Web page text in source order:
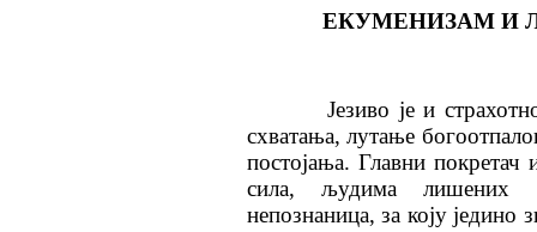
ЕКУМЕНИЗАМ И
Језиво је и страхотно
схватања, лутање
постојања. Главни покретач
сила, људима лишених
непознаница, за коју једино